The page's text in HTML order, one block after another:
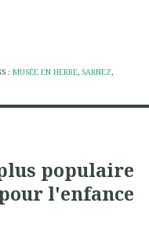
:MUSÉE EN HERBE, SARNEZ,
populaire
l'enfance